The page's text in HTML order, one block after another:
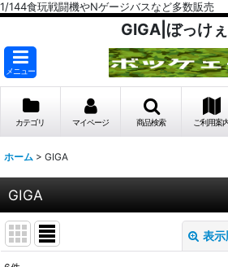
1/144食玩戦闘機やNゲージバスなど多数販売
GIGA|ぼっけ
メニュー
カテゴリ マイページ 商品検索 ご利用案
ホーム > GIGA
GIGA
表